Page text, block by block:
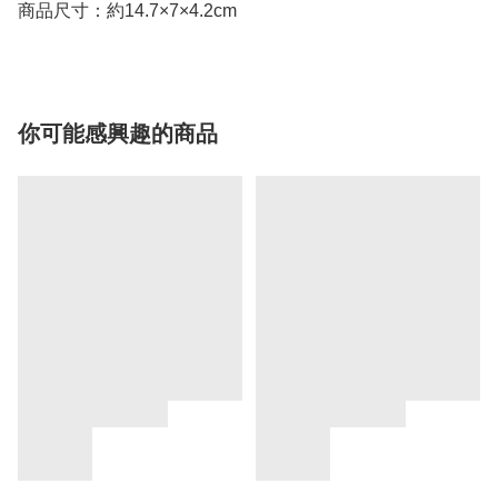
商品尺寸：約14.7×7×4.2cm
你可能感興趣的商品